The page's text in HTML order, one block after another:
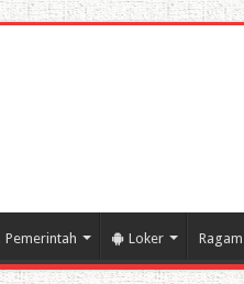
Pemerintah Loker Ragam